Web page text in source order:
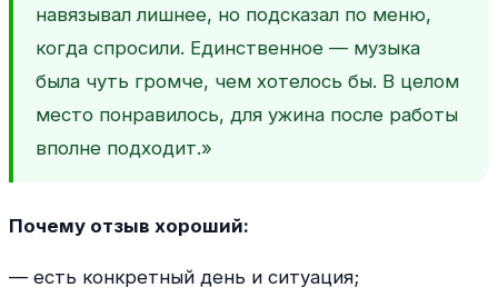
навязывал лишнее, но подсказал по меню,
когда спросили. Единственное — музыка
была чуть громче, чем хотелось бы. В целом
место понравилось, для ужина после работы
вполне подходит.»
Почему отзыв хороший:
— есть конкретный день и ситуация;